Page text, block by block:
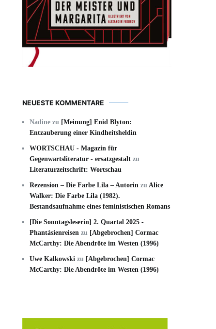
NEUESTE KOMMENTARE
Nadine zu [Meinung] Enid Blyton:
Entzauberung einer Kindheitsheldin
WORTSCHAU - Magazin für
Gegenwartsliteratur - ersatzgestalt zu
Literaturzeitschrift: Wortschau
Rezension – Die Farbe Lila – Autorin zu Alice
Walker: Die Farbe Lila (1982).
Bestandsaufnahme eines feministischen Romans
[Die Sonntagsleserin] 2. Quartal 2025 -
Phantásienreisen zu [Abgebrochen] Cormac
McCarthy: Die Abendröte im Westen (1996)
Uwe Kalkowski zu [Abgebrochen] Cormac
McCarthy: Die Abendröte im Westen (1996)